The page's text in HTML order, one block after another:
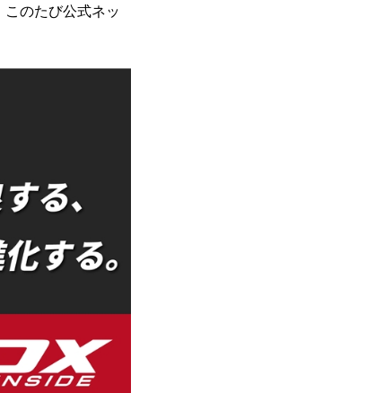
のたび公式ネッ